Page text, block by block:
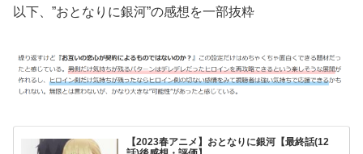
以下、”おとなりに銀河”の感想を一部抜粋
【2023春アニメ】おとなりに銀河【最終話(12